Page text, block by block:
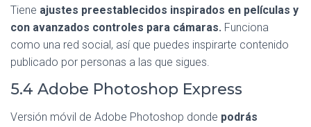
Tiene ajustes preestablecidos inspirados en películas y
con avanzados controles para cámaras. Funciona
como una red social, así que puedes inspirarte contenido
publicado por personas a las que sigues.
5.4 Adobe Photoshop Express
Versión móvil de Adobe Photoshop donde podrás